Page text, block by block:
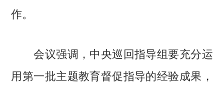
作。
会议强调，中央巡回指导组要充分运
用第一批主题教育督促指导的经验成果，